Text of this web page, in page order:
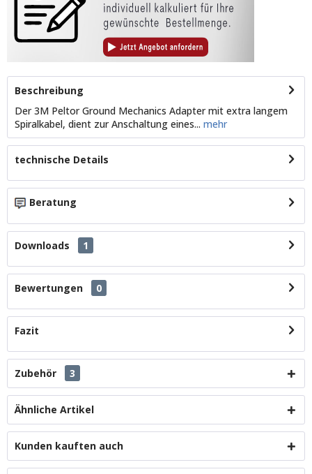
Beschreibung
Der 3M Peltor Ground Mechanics Adapter mit extra langem
Spiralkabel, dient zur Anschaltung eines... mehr
technische Details
Beratung
Downloads 1
Bewertungen 0
Fazit
Zubehör 3
Ähnliche Artikel
Kunden kauften auch